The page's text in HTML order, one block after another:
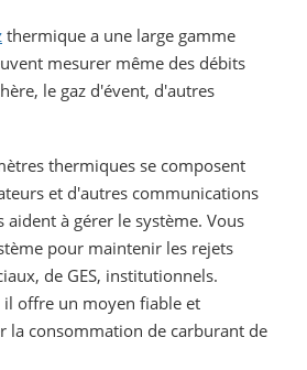
thermique a une large gamme
mesurer même des débits
le gaz d'évent, d'autres
thermiques se composent
et d'autres communications
à gérer le système. Vous
pour maintenir les rejets
de GES, institutionnels.
il offre un moyen fiable et
la consommation de carburant de